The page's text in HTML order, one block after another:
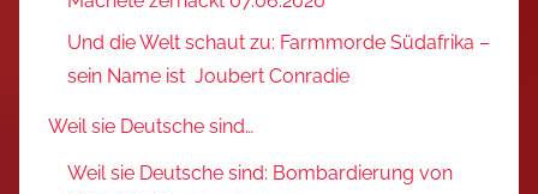
Und die Welt schaut zu: Farmmorde Südafrika –
sein Name ist Joubert Conradie
Weil sie Deutsche sind…
Weil sie Deutsche sind: Bombardierung von